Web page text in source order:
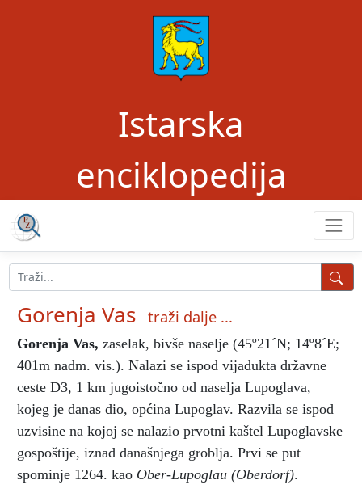
Istarska
enciklopedija
Gorenja Vas traži dalje ...
Gorenja Vas, zaselak, bivše naselje (45º21ˊN; 14º8ˊE;
401m nadm. vis.). Nalazi se ispod vijadukta državne
ceste D3, 1 km jugoistočno od naselja Lupoglava,
kojeg je danas dio, općina Lupoglav. Razvila se ispod
uzvisine na kojoj se nalazio prvotni kaštel Lupoglavske
gospoštije, iznad današnjega groblja. Prvi se put
spominje 1264. kao Ober-Lupoglau (Oberdorf).